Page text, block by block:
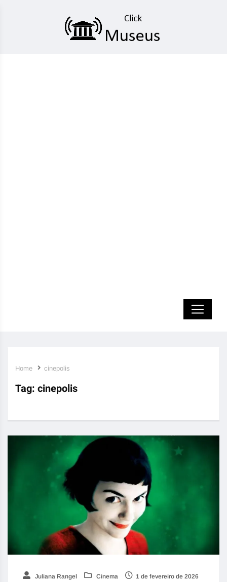
Home cinepolis
Tag: cinepolis
Juliana Rangel Cinema 1 de fevereiro de 2026